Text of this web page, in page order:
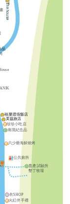
品
福樂渡假飯店
美協旅店
珍珍小吃店
畜產試驗所
墾丁牧場
衣SHOP
火紅伴手禮
六少爺海鮮燒烤
南境紀念品
公共廁所